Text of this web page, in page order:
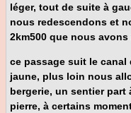
léger, tout de suite à
nous redescendons et
2km500 que nous
ce passage suit le
jaune, plus loin nous
bergerie, un sentier part
pierre, à certains